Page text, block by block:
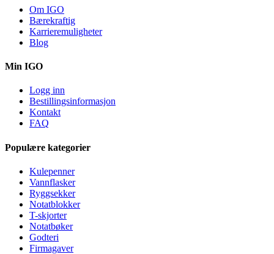
Om IGO
Bærekraftig
Karrieremuligheter
Blog
Min IGO
Logg inn
Bestillingsinformasjon
Kontakt
FAQ
Populære kategorier
Kulepenner
Vannflasker
Ryggsekker
Notatblokker
T-skjorter
Notatbøker
Godteri
Firmagaver